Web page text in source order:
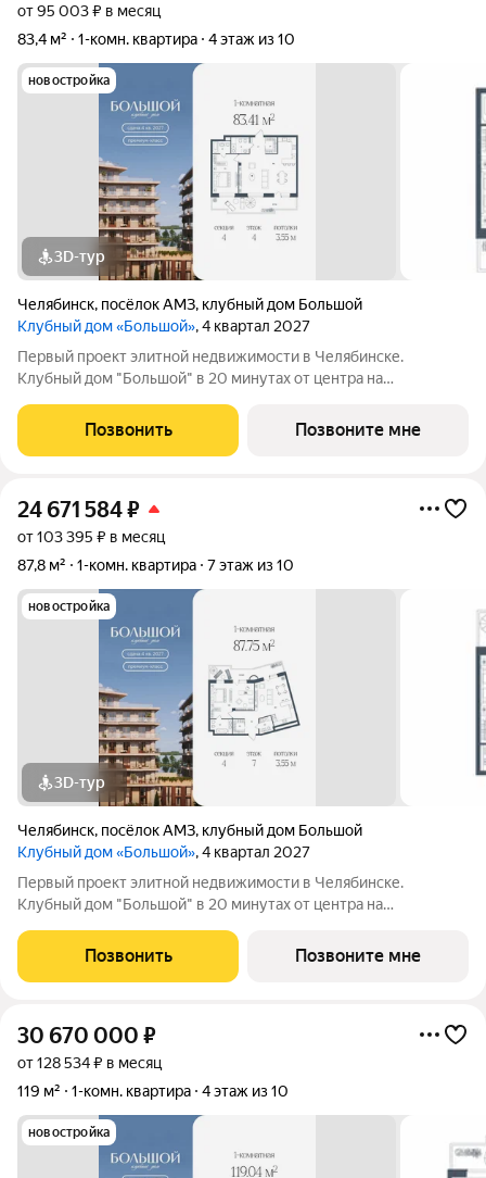
от 95 003 ₽ в месяц
83,4 м²
1-комн. квартира 4 этаж из 10
новостройка
3D-тур
Челябинск, посёлок АМЗ, клубный дом Большой
Клубный дом «Большой», 4 квартал 2027
Первый проект элитной недвижимости в Челябинске.
Клубный дом "Большой" в 20 минутах от центра на
это единственное место в городе, где открывается
потрясающий вид на Шершнёвское водохранилище.
Позвонить Позвоните мне
24 671 584₽
от 103 395 ₽ в месяц
87,8 м²
1-комн. квартира 7 этаж из 10
новостройка
3D-тур
Челябинск, посёлок АМЗ, клубный дом Большой
Клубный дом «Большой», 4 квартал 2027
Первый проект элитной недвижимости в Челябинске.
Клубный дом "Большой" в 20 минутах от центра на
это единственное место в городе, где открывается
потрясающий вид на Шершнёвское водохранилище.
Позвонить Позвоните мне
30 670 000 ₽
от 128 534 ₽ в месяц
119 м²
1-комн. квартира 4 этаж из 10
новостройка